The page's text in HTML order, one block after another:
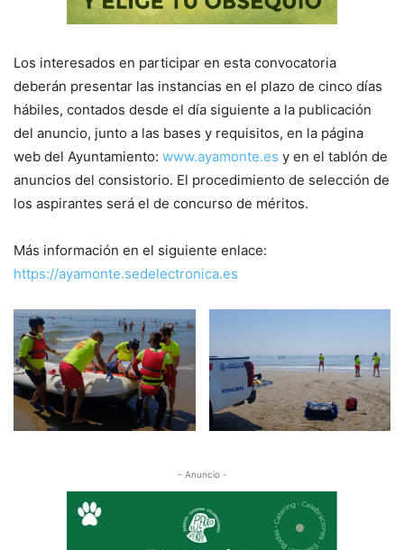
Los interesados en participar en esta convocatoria
deberán presentar las instancias en el plazo de cinco días
hábiles, contados desde el día siguiente a la publicación
del anuncio, junto a las bases y requisitos, en la página
web del Ayuntamiento: www.ayamonte.es y en el tablón de
anuncios del consistorio. El procedimiento de selección de
los aspirantes será el de concurso de méritos.
Más información en el siguiente enlace:
https://ayamonte.sedelectronica.es
- Anuncio -